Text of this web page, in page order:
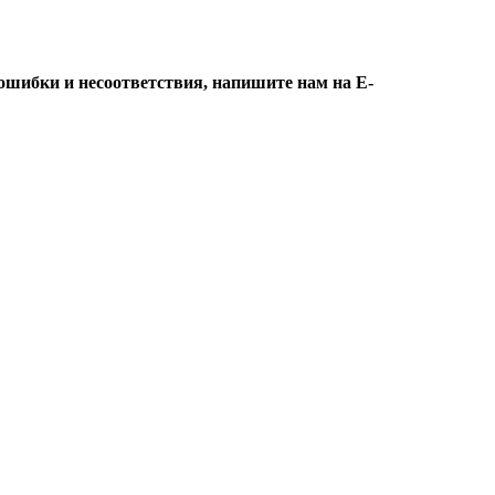
и несоответствия, напишите нам на E-